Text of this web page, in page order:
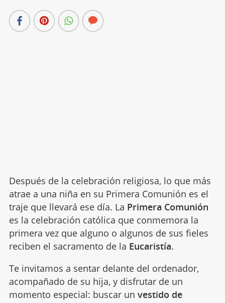
Después de la celebración religiosa, lo que más
atrae a una niña en su Primera Comunión es el
traje que llevará ese día. La Primera Comunión
es la celebración católica que conmemora la
primera vez que alguno o algunos de sus fieles
reciben el sacramento de la Eucaristía.
Te invitamos a sentar delante del ordenador,
acompañado de su hija, y disfrutar de un
momento especial: buscar un vestido de